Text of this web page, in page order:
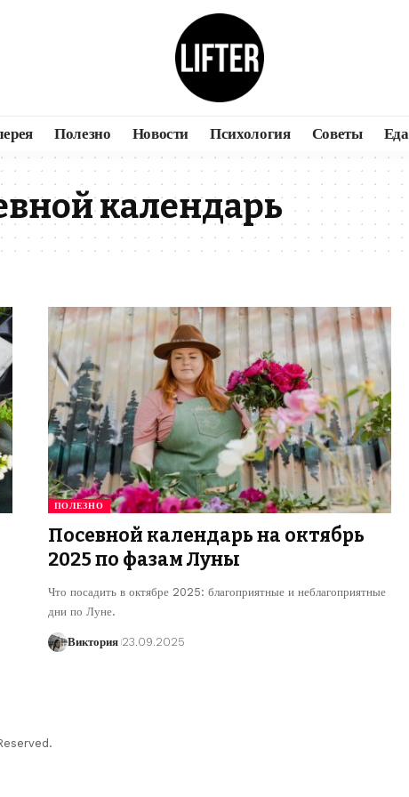
Полезно Новости Психология Советы Еда
календарь
ПОЛЕЗНО
Посевной календарь на октябрь
2025 по фазам Луны
Что посадить в октябре 2025: благоприятные и неблагоприятные
дни по Луне.
Виктория 23.09.2025